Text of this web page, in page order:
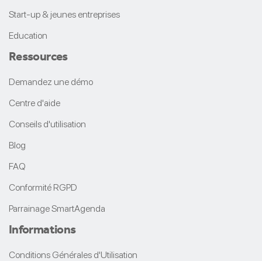
Start-up & jeunes entreprises
Education
Ressources
Demandez une démo
Centre d'aide
Conseils d'utilisation
Blog
FAQ
Conformité RGPD
Parrainage SmartAgenda
Informations
Conditions Générales d'Utilisation